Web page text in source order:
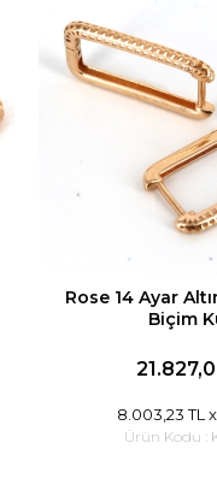
Rose 14 Ayar
Biçim
8.003,23 TL
Ürün Kodu :